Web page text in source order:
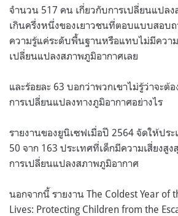
จำนวน 517 คน เกี่ยวกับการเปลี่ยนแปล
เกินครึ่งหนึ่งของเยาวชนที่ตอบแบบสอบ
ความรู้แค่ระดับพื้นฐานหรือแทบไม่มีควา
เปลี่ยนแปลงสภาพภูมิอากาศเลย
และร้อยละ 63 บอกว่าพวกเขาไม่รู้ว่าจะต้
การเปลี่ยนแปลงทางภูมิอากาศอย่างไร
รายงานของยูนิเซฟเมื่อปี 2564 จัดให้ปร
50 จาก 163 ประเทศที่เด็กมีความเสี่ยงสู
การเปลี่ยนแปลงสภาพภูมิอากาศ
นอกจากนี้ รายงาน The Coldest Year of
Lives: Protecting Children from the